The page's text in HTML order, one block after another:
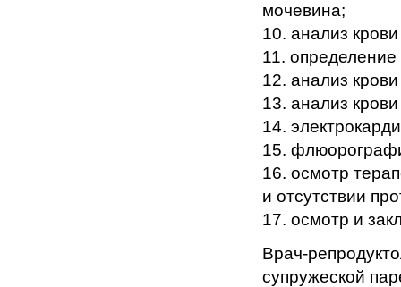
мочевина;
10. анализ
11.
12. анализ
13. анализ
14.
15.
16. осмотр
и отсутствии
17. осмотр и
Врач-
супружеской